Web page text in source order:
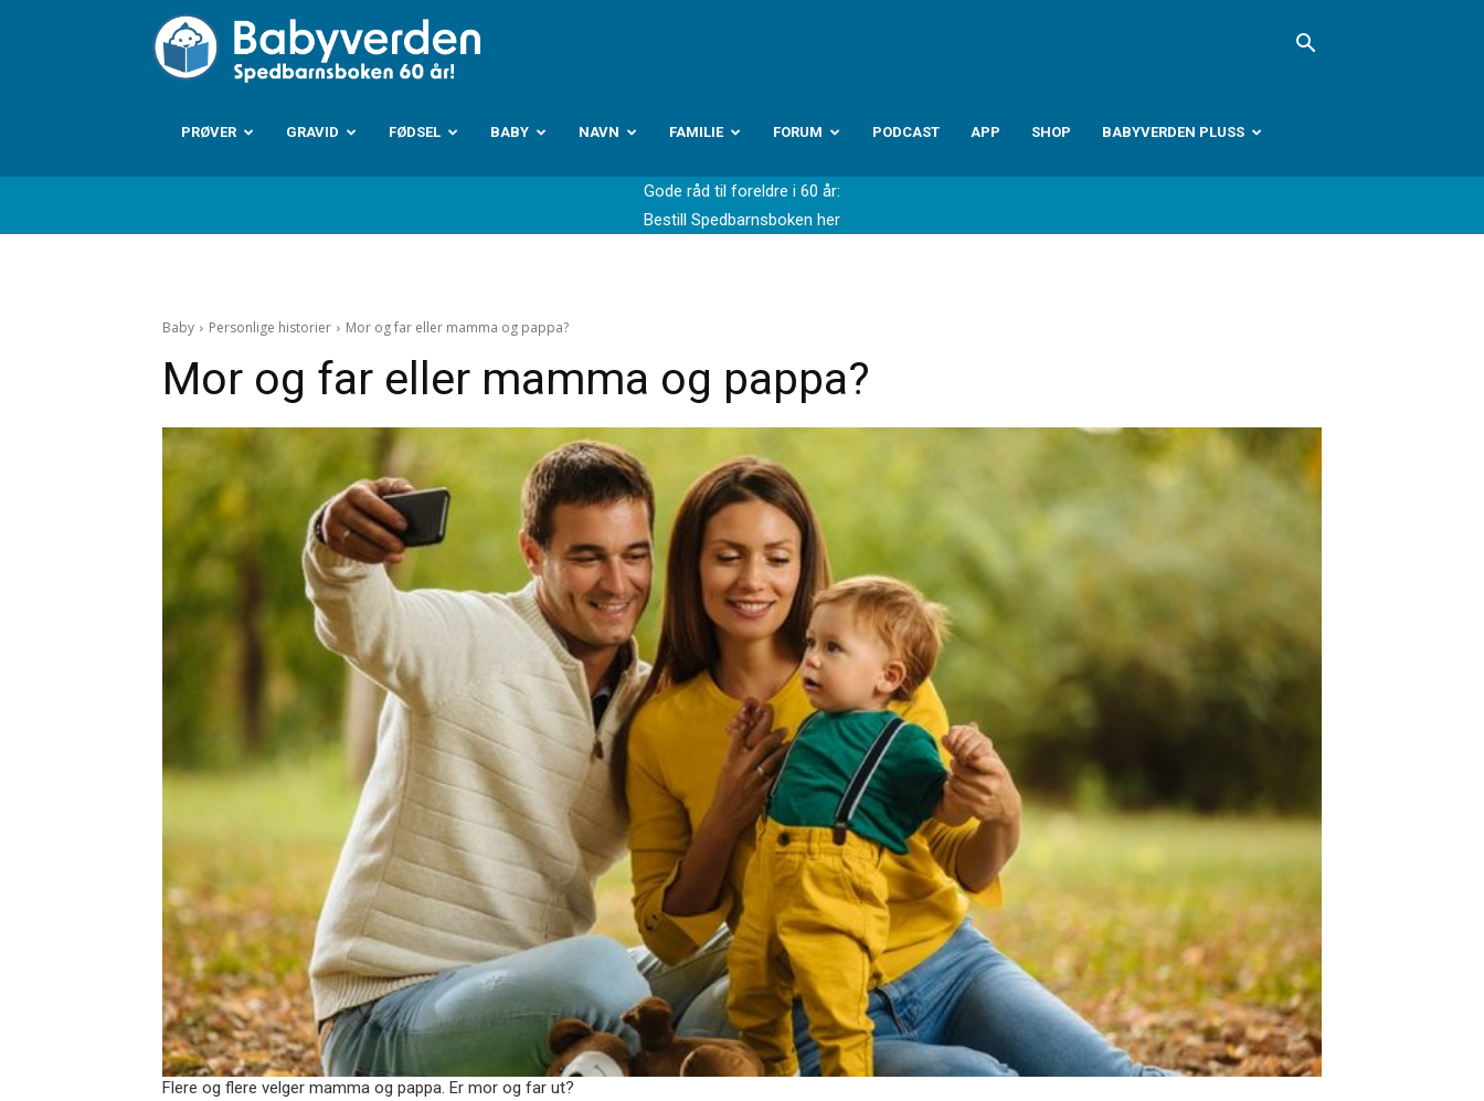
Babyverden.no
PRØVER GRAVID FØDSEL BABY NAVN FAMILIE FORUM PODCAST APP SHOP BABYVERDEN PLUSS
Gode råd til foreldre i 60 år:
Bestill Spedbarnsboken her
Baby Personlige historier Mor og far eller mamma og pappa?
Mor og far eller mamma og pappa?
Flere og flere velger mamma og pappa. Er mor og far ut?